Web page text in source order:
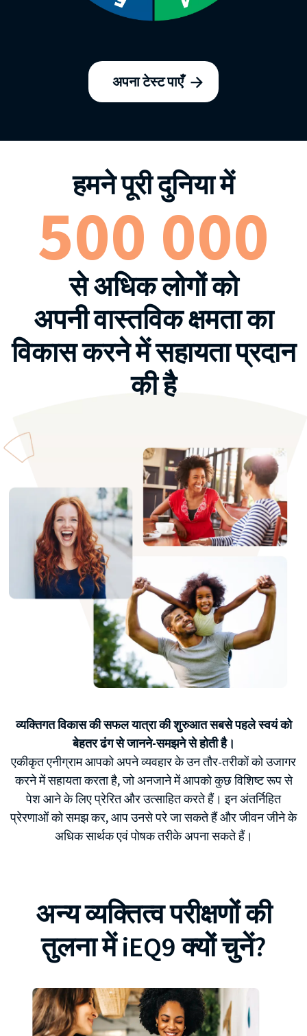
अपना टेस्ट पाएँ
हमने पूरी दुनिया में
500 000
से अधिक लोगों को
अपनी वास्तविक क्षमता का
विकास करने में सहायता प्रदान
की है
व्यक्तिगत विकास की सफल यात्रा की शुरुआत सबसे पहले स्वयं को
बेहतर ढंग से जानने-समझने से होती है।
एकीकृत एनीग्राम आपको अपने व्यवहार के उन तौर-तरीकों को उजागर
करने में सहायता करता है, जो अनजाने में आपको कुछ विशिष्ट रूप से
पेश आने के लिए प्रेरित और उत्साहित करते हैं। इन अंतर्निहित
प्रेरणाओं को समझ कर, आप उनसे परे जा सकते हैं और जीवन जीने के
अधिक सार्थक एवं पोषक तरीके अपना सकते हैं।
अन्य व्यक्तित्व परीक्षणों की
तुलना में iEQ9 क्यों चुनें?